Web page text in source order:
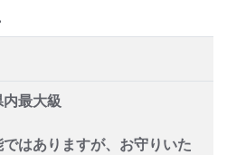
最大級
ではありますが、お守りいた